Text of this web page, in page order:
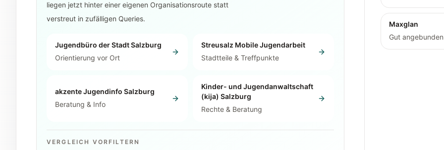
liegen jetzt hinter einer eigenen Organisationsroute statt
verstreut in zufälligen Queries.
Jugendbüro der Stadt Salzburg
Orientierung vor Ort
Streusalz Mobile Jugendarbeit
Stadtteile & Treffpunkte
akzente Jugendinfo Salzburg
Beratung & Info
Kinder- und Jugendanwaltschaft
(kija) Salzburg
Rechte & Beratung
VERGLEICH VORFILTERN
Maxglan
Gut